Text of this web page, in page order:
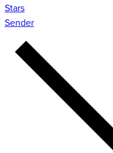
Stars
Sender